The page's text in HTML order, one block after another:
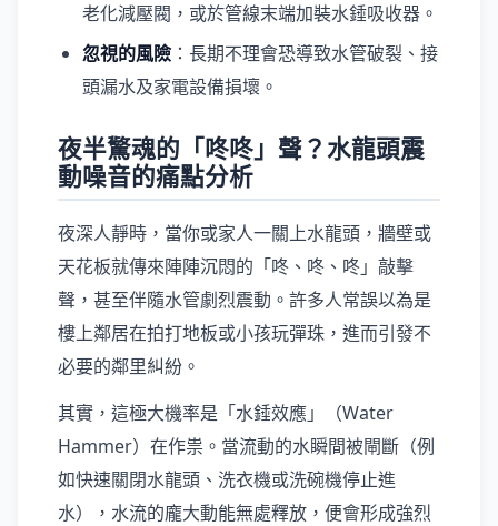
老化減壓閥，或於管線末端加裝水錘吸收器。
忽視的風險 ：長期不理會恐導致水管破裂、接
頭漏水及家電設備損壞。
夜半驚魂的「咚咚」聲？水龍頭震
動噪音的痛點分析
夜深人靜時，當你或家人一關上水龍頭，牆壁或
天花板就傳來陣陣沉悶的「咚、咚、咚」敲擊
聲，甚至伴隨水管劇烈震動。許多人常誤以為是
樓上鄰居在拍打地板或小孩玩彈珠，進而引發不
必要的鄰里糾紛。
其實，這極大機率是「水錘效應」（Water
Hammer）在作祟。當流動的水瞬間被閘斷（例
如快速關閉水龍頭、洗衣機或洗碗機停止進
水），水流的龐大動能無處釋放，便會形成強烈